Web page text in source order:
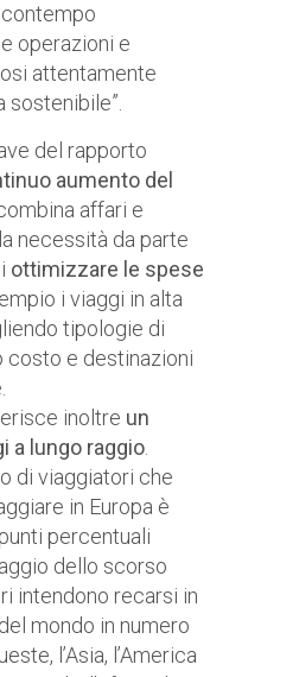
operazioni e
attentamente
sostenibile”.
del rapporto
aumento del
affari e
necessità da parte
ottimizzare le spese
i viaggi in alta
tipologie di
costo e destinazioni
inoltre un
a lungo raggio.
di viaggiatori che
in Europa è
percentuali
dello scorso
intendono recarsi in
mondo in numero
l’Asia, l’America